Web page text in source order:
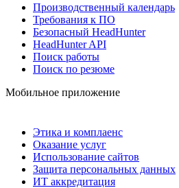
Производственный календарь
Требования к ПО
Безопасный HeadHunter
HeadHunter API
Поиск работы
Поиск по резюме
Мобильное приложение
Этика и комплаенс
Оказание услуг
Использование сайтов
Защита персональных данных
ИТ аккредитация